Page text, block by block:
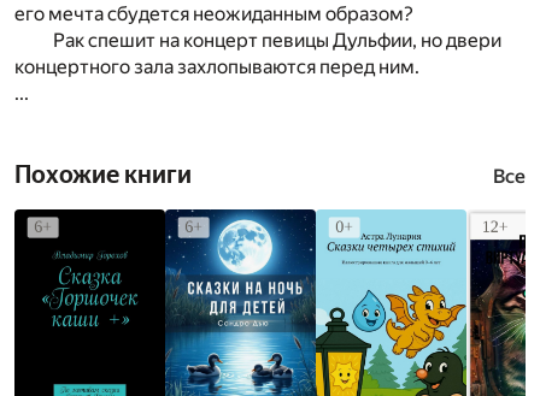
его мечта сбудется неожиданным образом?
Рак спешит на концерт певицы Дульфии, но двери
концертного зала захлопываются перед ним.
...
Похожие книги Все